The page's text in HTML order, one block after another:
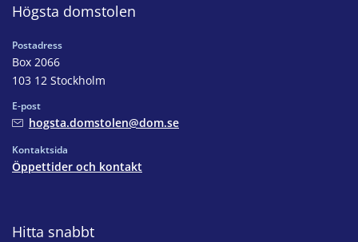
Högsta domstolen
Postadress
Box 2066
103 12 Stockholm
E-post
hogsta.domstolen@dom.se
Kontaktsida
Öppettider och kontakt
Hitta snabbt